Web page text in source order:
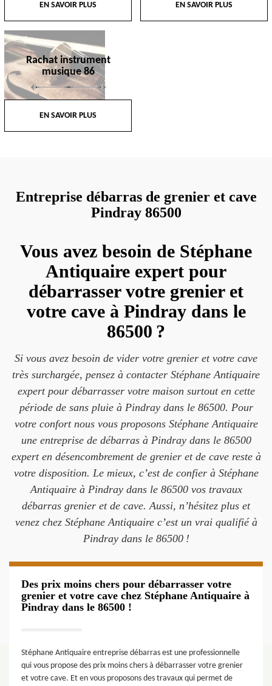
EN SAVOIR PLUS EN SAVOIR PLUS
Rachat instrument
musique 86
EN SAVOIR PLUS
Entreprise débarras de grenier et cave
Pindray 86500
Vous avez besoin de Stéphane
Antiquaire expert pour
débarrasser votre grenier et
votre cave à Pindray dans le
86500 ?
Si vous avez besoin de vider votre grenier et votre cave
très surchargée, pensez à contacter Stéphane Antiquaire
expert pour débarrasser votre maison surtout en cette
période de sans pluie à Pindray dans le 86500. Pour
votre confort nous vous proposons Stéphane Antiquaire
une entreprise de débarras à Pindray dans le 86500
expert en désencombrement de grenier et de cave reste à
votre disposition. Le mieux, c’est de confier à Stéphane
Antiquaire à Pindray dans le 86500 vos travaux
débarras grenier et de cave. Aussi, n’hésitez plus et
venez chez Stéphane Antiquaire c’est un vrai qualifié à
Pindray dans le 86500 !
Des prix moins chers pour débarrasser votre
grenier et votre cave chez Stéphane Antiquaire à
Pindray dans le 86500 !
Stéphane Antiquaire entreprise débarras est une professionnelle
qui vous propose des prix moins chers à débarrasser votre grenier
et votre cave. Et en vous proposons des travaux qui permet de